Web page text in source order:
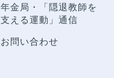
年金局・
「隠退教師を
支える運動」通信
お問い合わせ